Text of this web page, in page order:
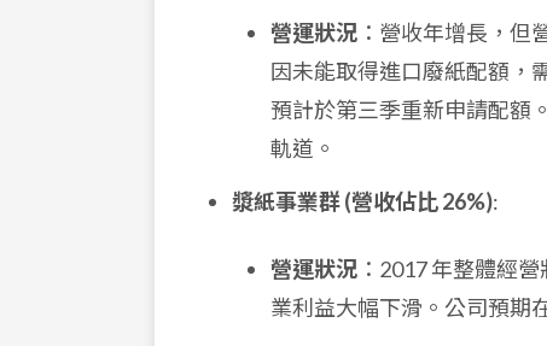
營運狀況 ：營收年增長，
因未能取得進口廢紙配額，
預計於第三季重新申請配額
軌道。
漿紙事業群 (營收佔比 26%):
營運狀況 ：2017 年整體經
業利益大幅下滑。公司預期